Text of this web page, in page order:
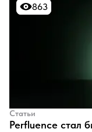
863
863
Статьи
Perfluence стал